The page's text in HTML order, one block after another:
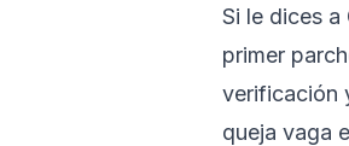
Si le dices a
primer
verificación
queja vaga